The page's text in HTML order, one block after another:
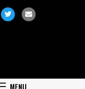
MENU